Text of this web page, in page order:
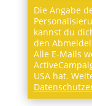
Die Angabe
kannst du
den
Alle E-Mails
USA hat.